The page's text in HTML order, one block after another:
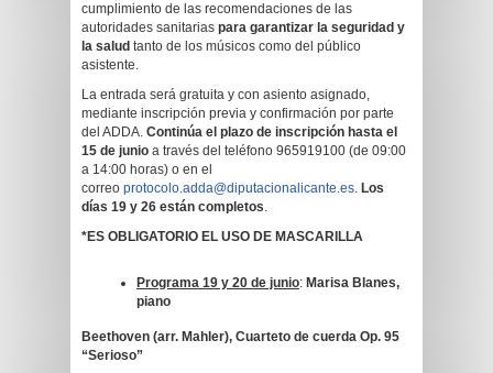
cumplimiento de las recomendaciones de las
autoridades sanitarias para garantizar la seguridad y
la salud tanto de los músicos como del público
asistente.
La entrada será gratuita y con asiento asignado,
mediante inscripción previa y confirmación por parte
del ADDA. Continúa el plazo de inscripción hasta el
15 de junio a través del teléfono 965919100 (de 09:00
a 14:00 horas) o en el
correo protocolo.adda@diputacionalicante.es. Los
días 19 y 26 están completos.
*ES OBLIGATORIO EL USO DE MASCARILLA
Programa 19 y 20 de junio: Marisa Blanes,
piano
Beethoven (arr. Mahler), Cuarteto de cuerda Op. 95
“Serioso”